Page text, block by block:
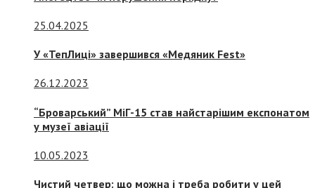
25.04.2025
У «ТепЛиці» завершився «Медяник Fest»
26.12.2023
“Броварський” МіГ-15 став найстарішим експонатом
у музеї авіації
10.05.2023
Чистий четвер: що можна і треба робити у цей